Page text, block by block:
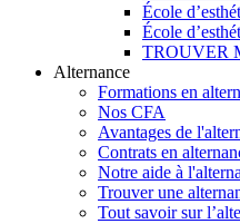
École
École
TROUVER
Alternance
Formations en
Nos CFA
Avantages de
Contrats en
Notre aide à
Trouver une
Tout savoir sur